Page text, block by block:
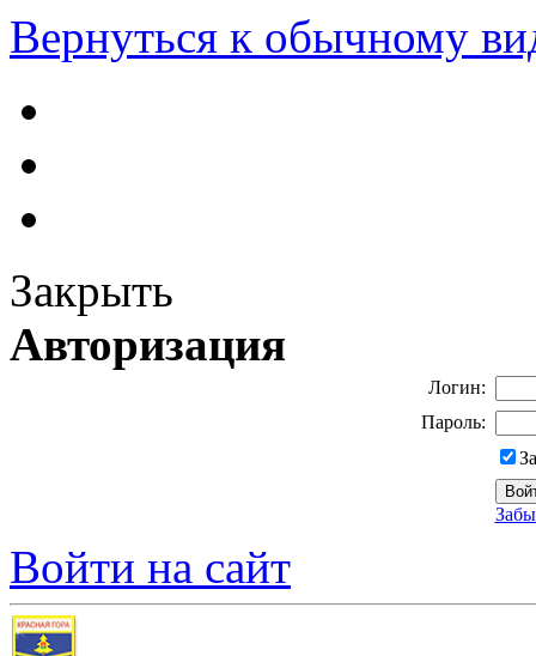
Вернуться к обычному
Закрыть
Авторизация
Логин:
Пароль:
Войти на сайт